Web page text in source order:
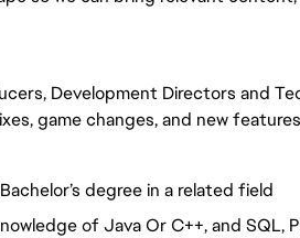
Development Directors and
game changes, and new
degree in a related field
of Java Or C++, and SQL,